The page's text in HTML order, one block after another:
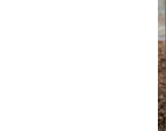
E UN
ANCHE LA
NEL
DEL